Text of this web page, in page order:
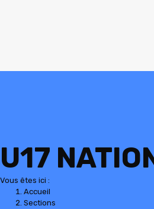
U17
Vous êtes ici :
Accueil
Sections